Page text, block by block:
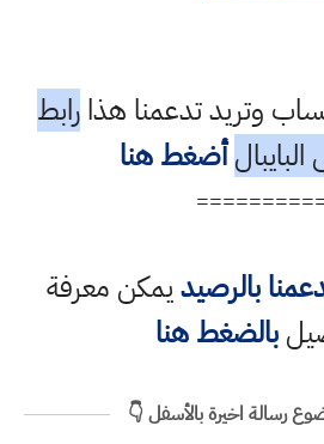
وتريد تدعمنا هذارابط
أضغط هنا
بالرصيديمكن معرفة
بالضغط هنا
رسالة اخيرة بالأسفل 👇